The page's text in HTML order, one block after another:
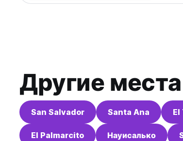
Другие
San Salvador Santa Ana El
El Palmarcito Науисалько